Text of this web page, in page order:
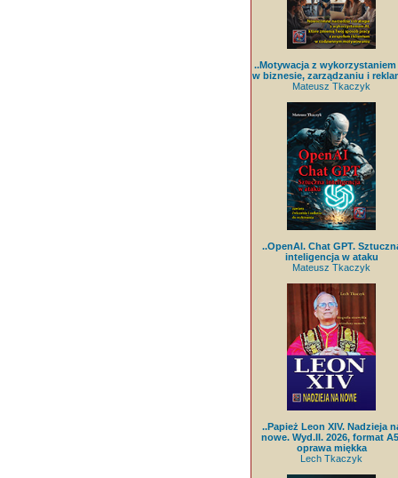
..Motywacja z wykorzystaniem
w biznesie, zarządzaniu i
Mateusz Tkaczyk
..OpenAI. Chat GPT.
inteligencja w ataku
Mateusz Tkaczyk
..Papież Leon XIV. Nadzieja
nowe. Wyd.II. 2026, format
oprawa miękka
Lech Tkaczyk